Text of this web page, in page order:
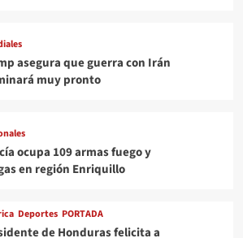
asegura que guerra con Irán
muy pronto
ocupa 109 armas fuego y
en región Enriquillo
Deportes PORTADA
de Honduras felicita a